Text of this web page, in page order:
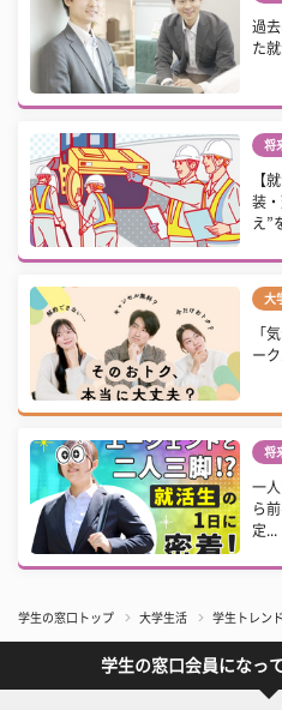
過
た
将
【
装
え”
大
「
ー
将
一
ら
定...
学生の窓口トップ 大学生活 学生トレンド
学生の窓口会員になっ